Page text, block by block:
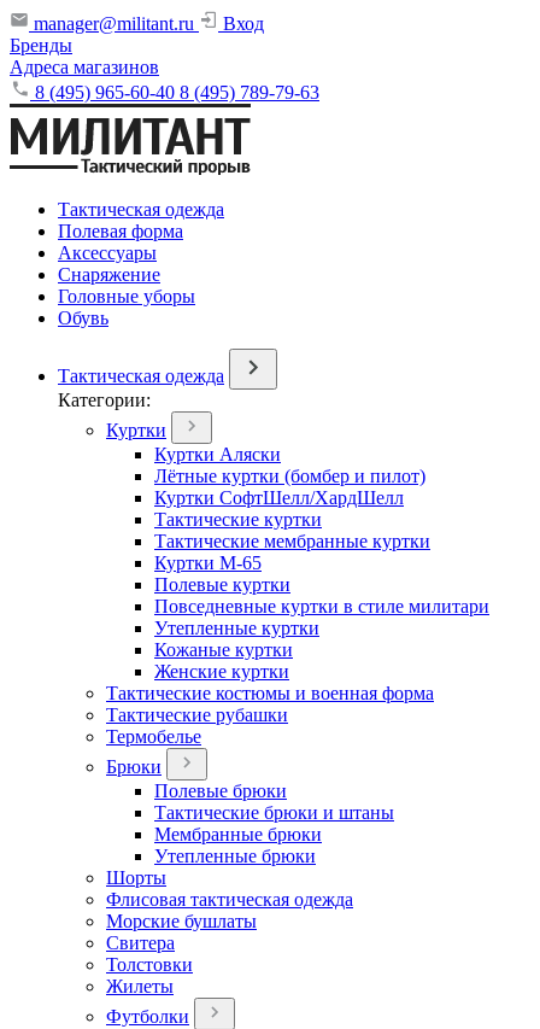
manager@militant.ru
Вход
Бренды
Адреса магазинов
8 (495) 965-60-40 8 (495) 789-79-63
Тактическая одежда
Полевая форма
Аксессуары
Снаряжение
Головные уборы
Обувь
Тактическая одежда
Категории:
Куртки
Куртки Аляски
Лётные куртки (бомбер и пилот)
Куртки СофтШелл/ХардШелл
Тактические куртки
Тактические мембранные куртки
Куртки М-65
Полевые куртки
Повседневные куртки в стиле милитари
Утепленные куртки
Кожаные куртки
Женские куртки
Тактические костюмы и военная форма
Тактические рубашки
Термобелье
Брюки
Полевые брюки
Тактические брюки и штаны
Мембранные брюки
Утепленные брюки
Шорты
Флисовая тактическая одежда
Морские бушлаты
Свитера
Толстовки
Жилеты
Футболки